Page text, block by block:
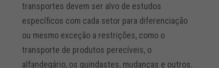
transportes devem ser alvo de estudos
específicos com cada setor para diferenciação
ou mesmo exceção a restrições, como o
transporte de produtos perecíveis, o
alfandegário, os guindastes, mudanças e outros.